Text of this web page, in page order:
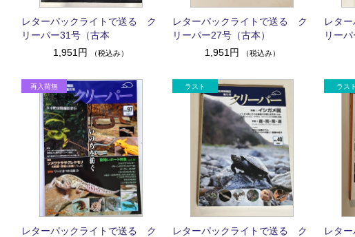
レターパックライトで送る ク
リーパー31号（古本
1,951円
（税込み）
レターパックライトで送る ク
リーパー27号（古本）
1,951円
（税込み）
レタ
リー
レターパックライトで送る ク
レターパックライトで送る ク
レタ